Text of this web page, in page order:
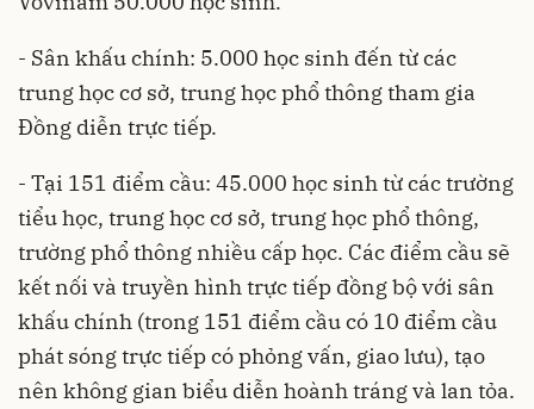
- Sân khấu chính: 5.000 học sinh đến từ các
trung học cơ sở, trung học phổ thông tham gia
Đồng diễn trực tiếp.
- Tại 151 điểm cầu: 45.000 học sinh từ các trường
tiểu học, trung học cơ sở, trung học phổ thông,
trường phổ thông nhiều cấp học. Các điểm cầu sẽ
kết nối và truyền hình trực tiếp đồng bộ với sân
khấu chính (trong 151 điểm cầu có 10 điểm cầu
phát sóng trực tiếp có phỏng vấn, giao lưu), tạo
nên không gian biểu diễn hoành tráng và lan tỏa.